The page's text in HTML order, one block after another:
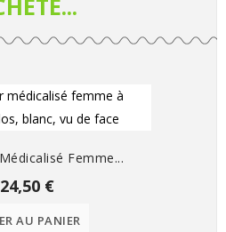
Femme...
24,50 €
AU PANIER